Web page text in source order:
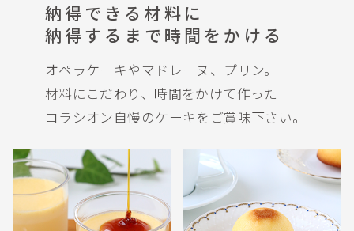
納得できる材料に
納得するまで時間をかける
オペラケーキやマドレーヌ、プリン。
材料にこだわり、時間をかけて作った
コラシオン自慢のケーキをご賞味下さい。